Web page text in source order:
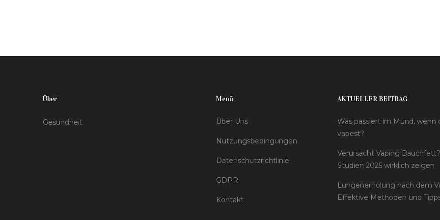
praktische Tipps, um das Risiko negativer
Über
Gesundheit
Menü
Über Uns
Nutzungsbedingungen
Datenschutzrichtlinie
GDPR
Kontakt
AKTUELLER BEITRAG
Was passiert im Mund, wenn
vapest?
Verursacht Vaping
Studien 2025 wirklich zeigen
Lungenerholung nach dem
Effektive Methoden und